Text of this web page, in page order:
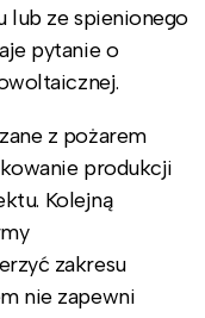
lub ze spienionego
pytanie o
z pożarem
produkcji
Kolejną
zakresu
nie zapewni